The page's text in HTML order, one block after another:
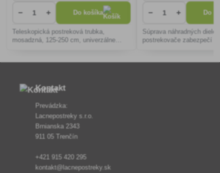
− + Do košíka
Teleskopická postreková trubka,
mosadzná, 125-250 cm, univerzálne
− + Do
Súprava náhradných
postrekovače zabezpečí
modelmi, vhodná pre
Kontakt
Prevádzka:
Lacnepostreky s.r.o.
Brnianska 2343
911 05 Trenčín
+421 915 420 295
kontakt@lacnepostreky.sk